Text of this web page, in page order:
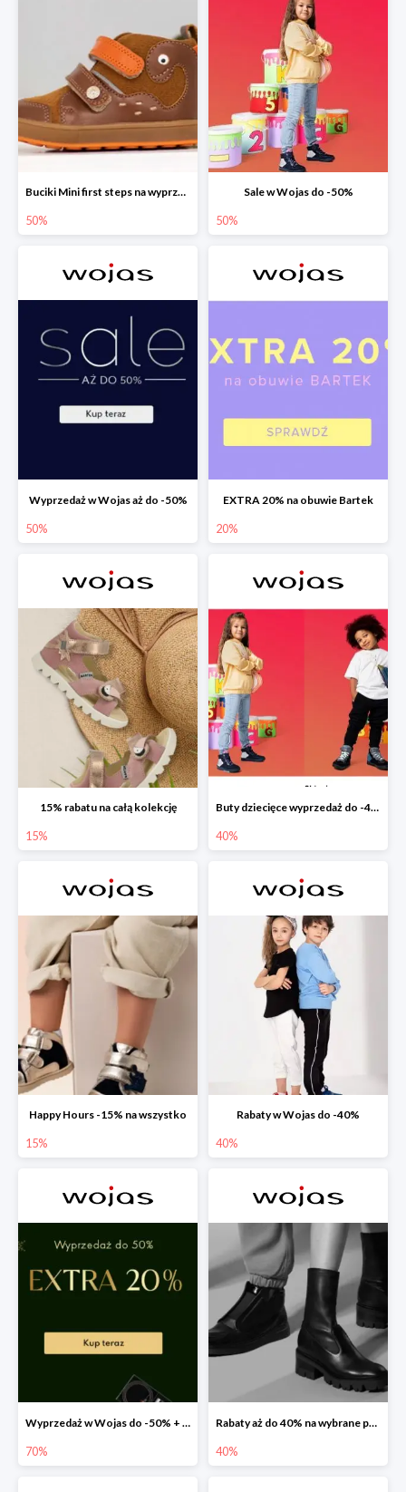
Buciki Mini first steps na wyprzedaży
50%
Sale w Wojas do -50%
50%
Wyprzedaż w Wojas aż do -50%
50%
EXTRA 20% na obuwie Bartek
20%
15% rabatu na całą kolekcję
15%
Buty dziecięce wyprzedaż do -40%
40%
Happy Hours -15% na wszystko
15%
Rabaty w Wojas do -40%
40%
Wyprzedaż w Wojas do -50% + extra 20% rabatu na wszystko
70%
Rabaty aż do 40% na wybrane produkty!
40%